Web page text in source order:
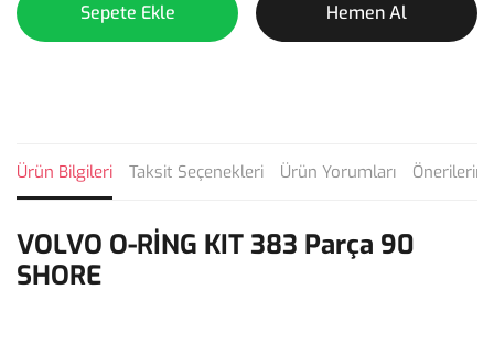
Sepete Ekle Hemen Al
Ürün Bilgileri Taksit Seçenekleri Ürün Yorumları
VOLVO O-RİNG KIT 383 Parça 90
SHORE